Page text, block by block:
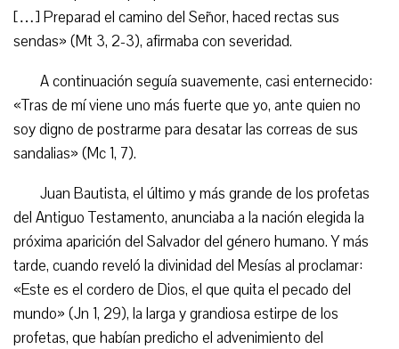
[…] Preparad el camino del Señor, haced rectas sus
sendas» (Mt 3, 2-3), afirmaba con severidad.
A continuación seguía suavemente, casi enternecido:
«Tras de mí viene uno más fuerte que yo, ante quien no
soy digno de postrarme para desatar las correas de sus
sandalias» (Mc 1, 7).
Juan Bautista, el último y más grande de los profetas
del Antiguo Testamento, anunciaba a la nación elegida la
próxima aparición del Salvador del género humano. Y más
tarde, cuando reveló la divinidad del Mesías al proclamar:
«Este es el cordero de Dios, el que quita el pecado del
mundo» (Jn 1, 29), la larga y grandiosa estirpe de los
profetas, que habían predicho el advenimiento del